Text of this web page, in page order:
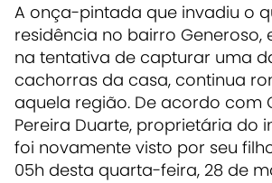
A onça-pintada que invadiu o
residência no bairro Generoso,
na tentativa de capturar uma
cachorras da casa, continua
aquela região. De acordo com
Pereira Duarte, proprietária do
foi novamente visto por seu
05h desta quarta-feira, 28 de